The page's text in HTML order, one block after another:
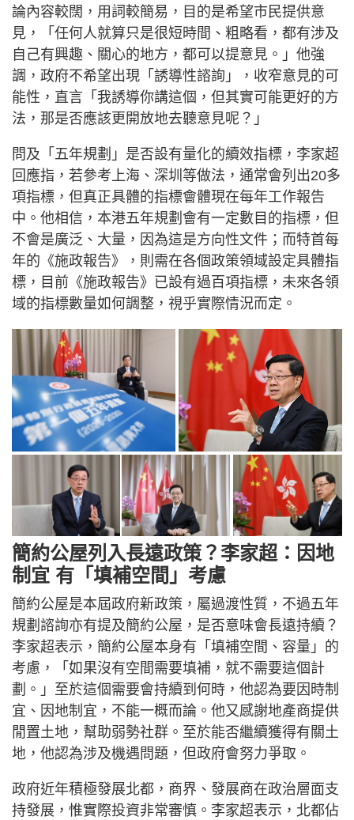
論內容較闊，用詞較簡易，目的是希望市民提供意
見，「任何人就算只是很短時間、粗略看，都有涉及
自己有興趣、關心的地方，都可以提意見。」他強
調，政府不希望出現「誘導性諮詢」，收窄意見的可
能性，直言「我誘導你講這個，但其實可能更好的方
法，那是否應該更開放地去聽意見呢？」
問及「五年規劃」是否設有量化的續效指標，李家超
回應指，若參考上海、深圳等做法，通常會列出20多
項指標，但真正具體的指標會體現在每年工作報告
中。他相信，本港五年規劃會有一定數目的指標，但
不會是廣泛、大量，因為這是方向性文件；而特首每
年的《施政報告》，則需在各個政策領域設定具體指
標，目前《施政報告》已設有過百項指標，未來各領
域的指標數量如何調整，視乎實際情況而定。
簡約公屋列入長遠政策？李家超：因地
制宜 有「填補空間」考慮
簡約公屋是本屆政府新政策，屬過渡性質，不過五年
規劃諮詢亦有提及簡約公屋，是否意味會長遠持續？
李家超表示，簡約公屋本身有「填補空間、容量」的
考慮，「如果沒有空間需要填補，就不需要這個計
劃。」至於這個需要會持續到何時，他認為要因時制
宜、因地制宜，不能一概而論。他又感謝地產商提供
閒置土地，幫助弱勢社群。至於能否繼續獲得有關土
地，他認為涉及機遇問題，但政府會努力爭取。
政府近年積極發展北都，商界、發展商在政治層面支
持發展，惟實際投資非常審慎。李家超表示，北都佔